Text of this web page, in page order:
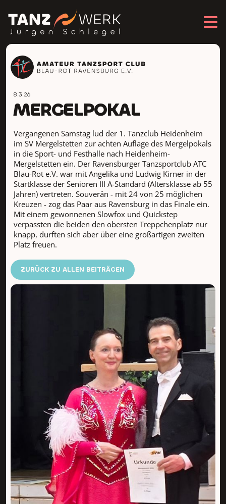
8.3.26
MERGELPOKAL
Vergangenen Samstag lud der 1. Tanzclub Heidenheim
im SV Mergelstetten zur achten Auflage des Mergelpokals
in die Sport- und Festhalle nach Heidenheim-
Mergelstetten ein. Der Ravensburger Tanzsportclub ATC
Blau-Rot e.V. war mit Angelika und Ludwig Kirner in der
Startklasse der Senioren III A-Standard (Altersklasse ab 55
Jahren) vertreten. Souverän - mit 24 von 25 möglichen
Kreuzen - zog das Paar aus Ravensburg in das Finale ein.
Mit einem gewonnenen Slowfox und Quickstep
verpassten die beiden den obersten Treppchenplatz nur
knapp, durften sich aber über eine großartigen zweiten
Platz freuen.
ZURÜCK ZU ALLEN BEITRÄGEN